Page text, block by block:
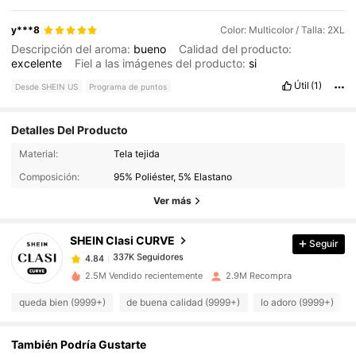
y***8 Color: Multicolor / Talla: 2XL
Descripción del aroma: bueno
Calidad del producto:
excelente
Fiel a las imágenes del producto:si
Desde SHEIN US Programa de puntos Útil (1)
Detalles Del Producto
Material:
Tela tejida
Composición:
95% Poliéster, 5% Elastano
Ver más
SHEIN Clasi CURVE
337K Seguidores
337K Seguidores
c***9 pagó Hace 1 día
4.84 337K Seguidores
4.84 337K Seguidores
Seguir
2.5M Vendido recientemente 2.9M Recompra
queda bien (9999+) de buena calidad (9999+) lo adoro (9999+)
También Podría Gustarte